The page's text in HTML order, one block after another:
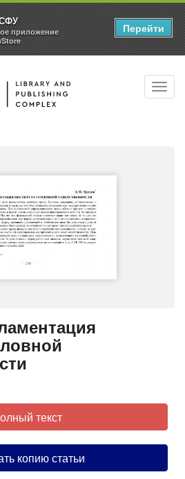
текст
копию статьи
приложение
Перейти